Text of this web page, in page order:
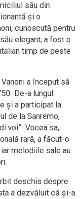
său din
și o
cunoscută pentru
elegant, a fost o
timp de peste
a început să
De-a lungul
și a participat la
de la Sanremo,
voi”. Vocea sa,
rară, a făcut-o
melodiile sale au
deschis despre
a dezvăluit că și-a